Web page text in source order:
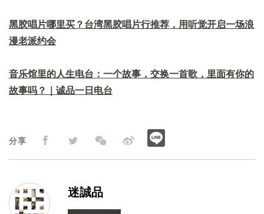
黑胶唱片哪里买？台湾黑胶唱片行推荐，用听觉开启一场浪
漫老派约会
音乐馆里的人生电台：一个故事，交换一首歌，里面有你的
故事吗？｜诚品一日电台
分享
迷誠品